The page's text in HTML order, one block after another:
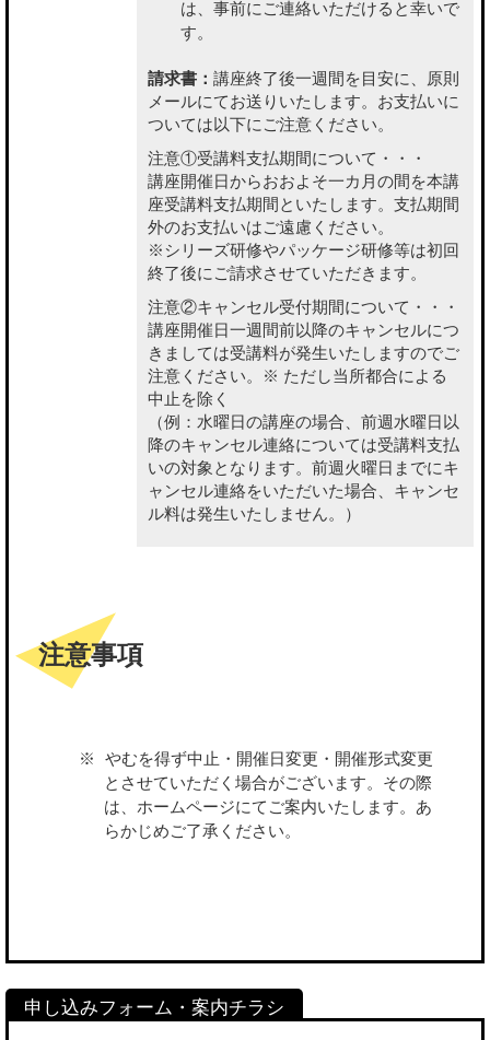
は、事前にご連絡いただけると幸いで
す。
請求書： 講座終了後一週間を目安に、原則
メールにてお送りいたします。お支払いに
ついては以下にご注意ください。
注意①受講料支払期間について・・・
講座開催日からおおよそ一カ月の間を本講
座受講料支払期間といたします。支払期間
外のお支払いはご遠慮ください。
※シリーズ研修やパッケージ研修等は初回
終了後にご請求させていただきます。
注意②キャンセル受付期間について・・・
講座開催日一週間前以降のキャンセルにつ
きましては受講料が発生いたしますのでご
注意ください。※ ただし当所都合による
中止を除く
（例：水曜日の講座の場合、前週水曜日以
降のキャンセル連絡については受講料支払
いの対象となります。前週火曜日までにキ
ャンセル連絡をいただいた場合、キャンセ
ル料は発生いたしません。）
注意事項
やむを得ず中止・開催日変更・開催形式変更
とさせていただく場合がございます。その際
は、ホームページにてご案内いたします。あ
らかじめご了承ください。